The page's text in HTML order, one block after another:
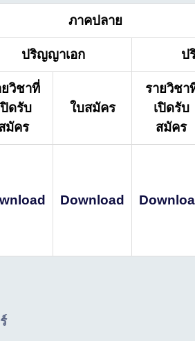
ภาคปลาย
ปริญญาเอก ป
ยวิชาที่
ปิดรับ
มัคร
ใบสมัคร
รายวิชา
เปิดรับ
สมัคร
Download